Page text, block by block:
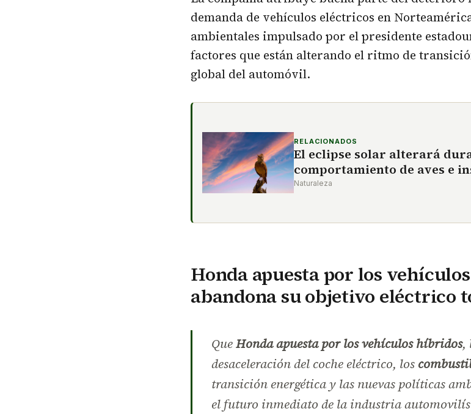
demanda de vehículos eléctricos en
ambientales impulsado por el presidente
factores que están alterando el ritmo de
global del automóvil.
RELACIONADOS
El eclipse solar alterará
comportamiento de aves e
Naturaleza
Honda apuesta por los
abandona su objetivo eléctrico
QueHonda apuesta por los vehículos híbridos,
desaceleración del coche eléctrico, los
transición energética y las nuevas políticas
el futuro inmediato de la industria